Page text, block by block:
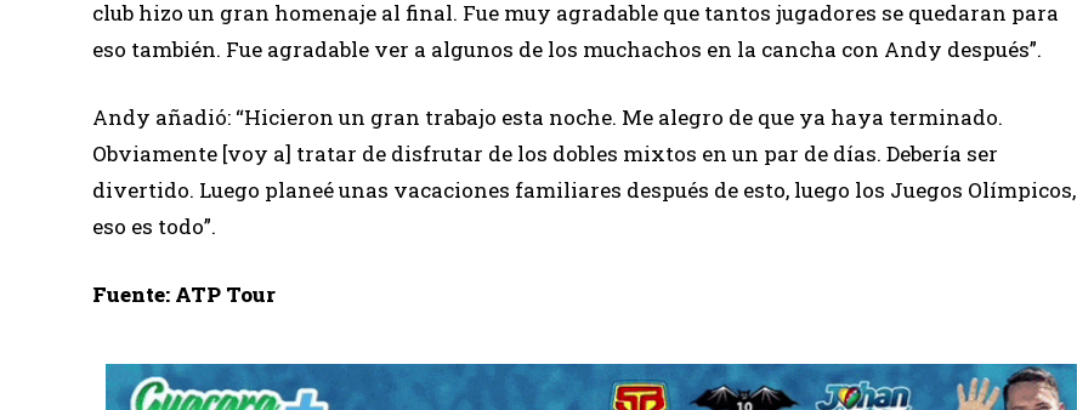
club hizo un gran homenaje al final. Fue muy agradable que tantos jugadores se quedaran para
eso también. Fue agradable ver a algunos de los muchachos en la cancha con Andy después”.
Andy añadió: “Hicieron un gran trabajo esta noche. Me alegro de que ya haya terminado.
Obviamente [voy a] tratar de disfrutar de los dobles mixtos en un par de días. Debería ser
divertido. Luego planeé unas vacaciones familiares después de esto, luego los Juegos Olímpicos,
eso es todo”.
Fuente: ATP Tour